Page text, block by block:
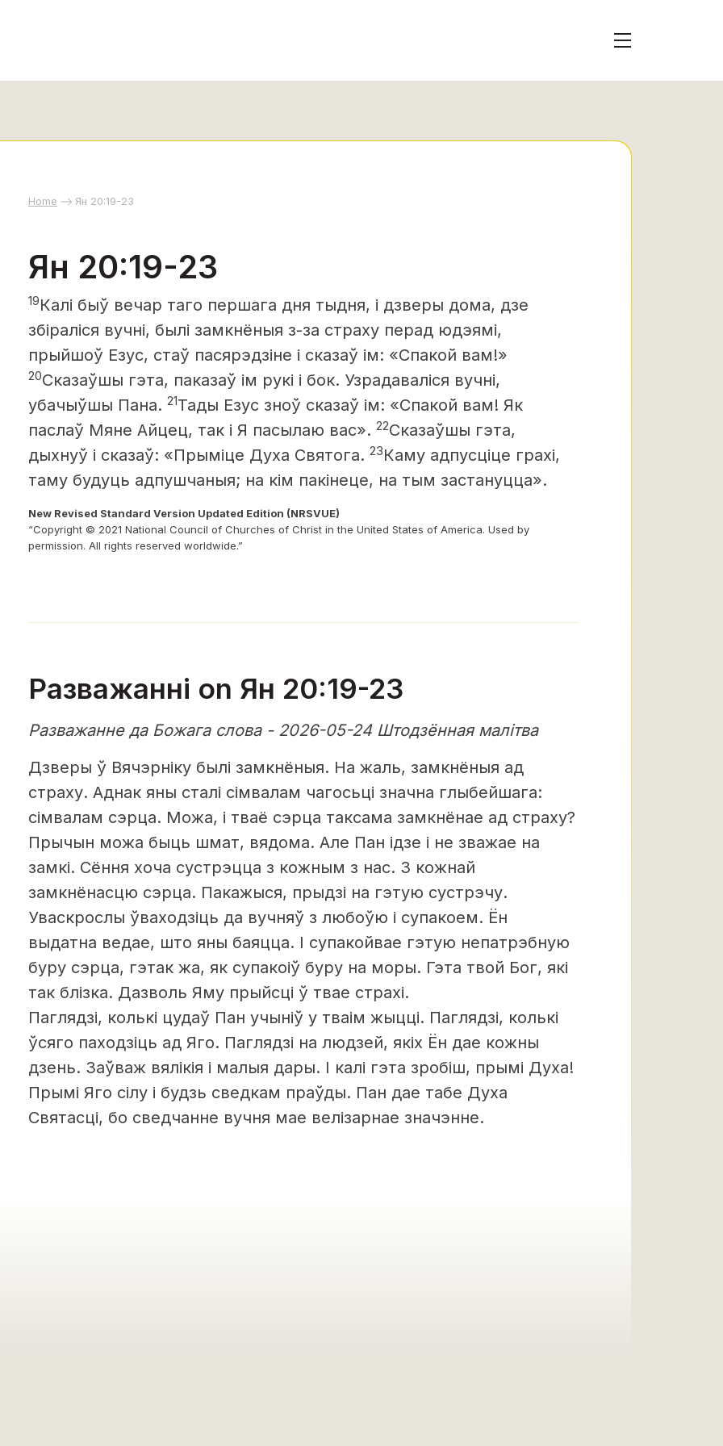
Home Ян 20:19-23
Ян 20:19-23
19Калі быў вечар таго першага дня тыдня, і дзверы дома, дзе
збіраліся вучні, былі замкнёныя з-за страху перад юдэямі,
прыйшоў Езус, стаў пасярэдзіне і сказаў ім: «Спакой вам!»
20Сказаўшы гэта, паказаў ім рукі і бок. Узрадаваліся вучні,
убачыўшы Пана. 21Тады Езус зноў сказаў ім: «Спакой вам! Як
паслаў Мяне Айцец, так і Я пасылаю вас». 22Сказаўшы гэта,
дыхнуў і сказаў: «Прыміце Духа Святога. 23Каму адпусціце грахі,
таму будуць адпушчаныя; на кім пакінеце, на тым застануцца».
New Revised Standard Version Updated Edition (NRSVUE)
“Copyright © 2021 National Council of Churches of Christ in the United States of America. Used by
permission. All rights reserved worldwide.”
Разважанні on Ян 20:19-23
Разважанне да Божага слова - 2026-05-24 Штодзённая малітва
Дзверы ў Вячэрніку былі замкнёныя. На жаль, замкнёныя ад
страху. Аднак яны сталі сімвалам чагосьці значна глыбейшага:
сімвалам сэрца. Можа, і тваё сэрца таксама замкнёнае ад страху?
Прычын можа быць шмат, вядома. Але Пан ідзе і не зважае на
замкі. Сёння хоча сустрэцца з кожным з нас. З кожнай
замкнёнасцю сэрца. Пакажыся, прыдзі на гэтую сустрэчу.
Уваскрослы ўваходзіць да вучняў з любоўю і супакоем. Ён
выдатна ведае, што яны баяцца. І супакойвае гэтую непатрэбную
буру сэрца, гэтак жа, як супакоіў буру на моры. Гэта твой Бог, які
так блізка. Дазволь Яму прыйсці ў твае страхі.
Паглядзі, колькі цудаў Пан учыніў у тваім жыцці. Паглядзі, колькі
ўсяго паходзіць ад Яго. Паглядзі на людзей, якіх Ён дае кожны
дзень. Заўваж вялікія і малыя дары. І калі гэта зробіш, прымі Духа!
Прымі Яго сілу і будзь сведкам праўды. Пан дае табе Духа
Святасці, бо сведчанне вучня мае велізарнае значэнне.